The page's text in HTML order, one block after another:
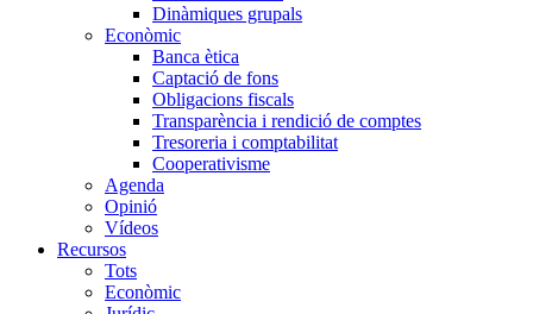
Dinàmiques grupals
Econòmic
Banca ètica
Captació de fons
Obligacions fiscals
Transparència i rendició de comptes
Tresoreria i comptabilitat
Cooperativisme
Agenda
Opinió
Vídeos
Recursos
Tots
Econòmic